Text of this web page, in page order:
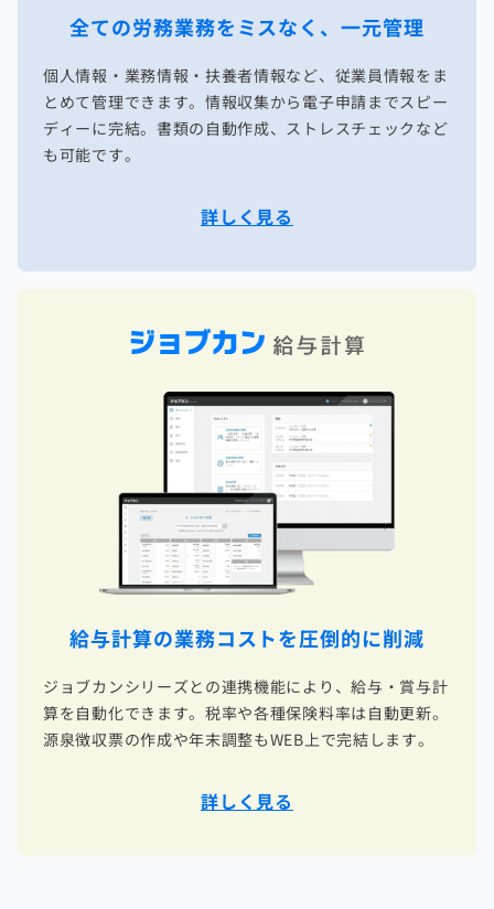
全ての労務業務をミスなく、一元管理
個人情報・業務情報・扶養者情報など、従業員情報をま
とめて管理できます。情報収集から電子申請までスピー
ディーに完結。書類の自動作成、ストレスチェックなど
も可能です。
詳しく見る
給与計算の業務コストを圧倒的に削減
ジョブカンシリーズとの連携機能により、給与・賞与計
算を自動化できます。税率や各種保険料率は自動更新。
源泉徴収票の作成や年末調整もWEB上で完結します。
詳しく見る